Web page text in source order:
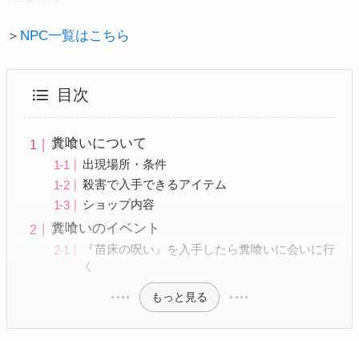
＞ NPC一覧はこちら
目次
糞喰いについて
出現場所・条件
殺害で入手できるアイテム
ショップ内容
糞喰いのイベント
『苗床の呪い』を入手したら糞喰いに会いに行
く
もっと見る